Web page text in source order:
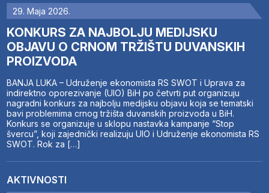
29. Maja 2026.
KONKURS ZA NAJBOLJU MEDIJSKU
OBJAVU O CRNOM TRŽIŠTU DUVANSKIH
PROIZVODA
BANJA LUKA – Udruženje ekonomista RS SWOT i Uprava za
indirektno oporezivanje (UIO) BiH po četvrti put organizuju
nagradni konkurs za najbolju medijsku objavu koja se tematski
bavi problemima crnog tržišta duvanskih proizvoda u BiH.
Konkurs se organizuje u sklopu nastavka kampanje “Stop
švercu”, koji zajednički realizuju UIO i Udruženje ekonomista RS
SWOT. Rok za […]
AKTIVNOSTI